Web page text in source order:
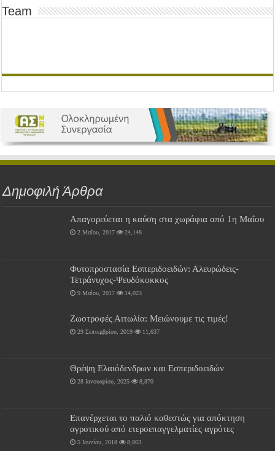
Team
Δημοφιλή Άρθρα
Απαγορεύεται η καύση στα χωράφια από 1η Μαΐου
2 Μαΐου, 2017 24,148
Φυτοπροστασία Εσπεριδοειδών: Αλευρώδεις-
Τετράνυχος-Ψευδόκοκκος
9 Μαΐου, 2017 14,023
Ζωοτροφές Αιτωλία: Μειώνουμε τις τιμές!
29 Σεπτεμβρίου, 2019 11,637
Θρέψη Ελαιόδενδρων και Εσπεριδοειδών
28 Ιανουαρίου, 2025 8,870
Επανέρχεται το παλιό καθεστώς για απόκτηση
αγροτικού από ετεροεπαγγελματίες αγρότες
5 Ιουνίου, 2018 8,863